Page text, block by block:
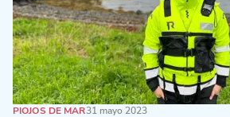
PIOJOS DE MAR31 mayo 2023